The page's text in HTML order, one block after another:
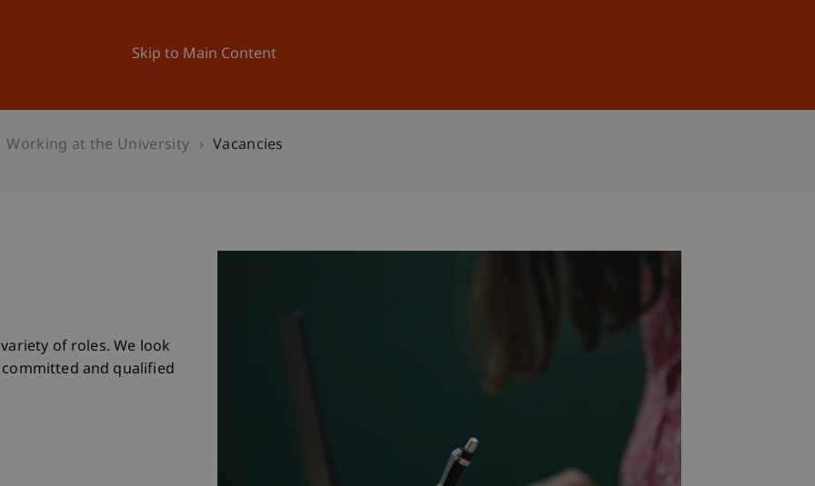
Skip to Main Content
University News and Events
Working at the University Vacancies
of roles. We look
and qualified